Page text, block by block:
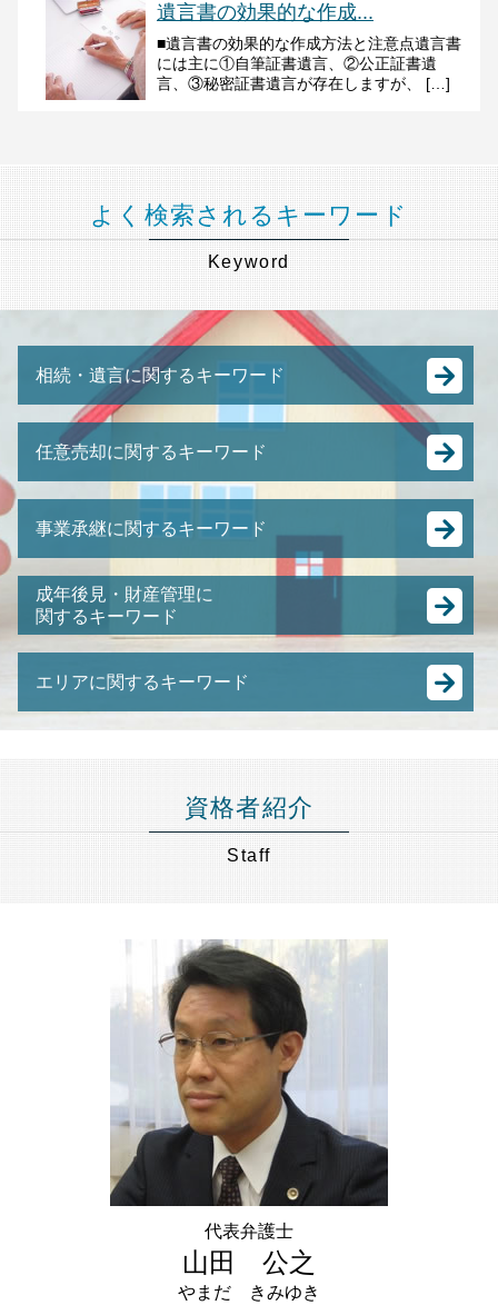
遺言書の効果的な作成...
■遺言書の効果的な作成方法と注意点遺言書
には主に①自筆証書遺言、②公正証書遺
言、③秘密証書遺言が存在しますが、 […]
よく検索されるキーワード
Keyword
相続・遺言に関するキーワード
相続税 申告書 書き方
相続 流れ
相続放棄 デメリット
相続 基礎控除
遺言 とは
ゆうちょ 銀行 相続
譲渡 所得税 相続
生前贈与 遺留分
公正証書遺言 もめる
遺言書 公正証書
公正証書遺言 証人
不動産 共有名義
相続人 連絡 取れない
任意売却に関するキーワード
任意売却 流れ
競売 にかけられるまで
住宅ローン 売却
土地 競売
抵当 物件
競売 とは
事業承継に関するキーワード
株式譲渡 とは
経営 承継
事業承継 後継者
M&A スキーム
日本 m&a
有限会社 事業承継
特定承継 とは
事業承継 とは
事業承継 m&a
株式譲渡 手続き
中小企業庁 事業承継
成年後見・財産管理に
関するキーワード
親 後見人 になるには
成年後見人とは わかりやすく
成年後見制度
成年後見人 なれる人
認知症 後見人
認知症 預金管理
未成年 後見人
後見 とは
任意 後見人 できること
エリアに関するキーワード
財産管理 港区 弁護士 相談
相続 節税 港区 弁護士 相談
事業承継 神奈川県 弁護士 相談
任意売却 神奈川県 弁護士 相談
財産管理 東京都 弁護士 相談
財産管理 千葉県 弁護士 相談
財産管理 神奈川県 弁護士 相談
成年後見 埼玉県 弁護士 相談
事業承継 千葉県 弁護士 相談
財産管理 埼玉県 弁護士 相談
遺言書作成 世田谷区 弁護士 相談
成年後見 神奈川県 弁護士 相談
相続 品川区 弁護士 相談
任意売却 品川区 弁護士 相談
財産管理 品川区 弁護士 相談
任意売却 埼玉県 弁護士 相談
不動産相続 東京都 弁護士 相談
資格者紹介
Staff
代表弁護士
山田 公之
やまだ きみゆき